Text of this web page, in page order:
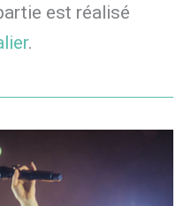
est réalisé
.